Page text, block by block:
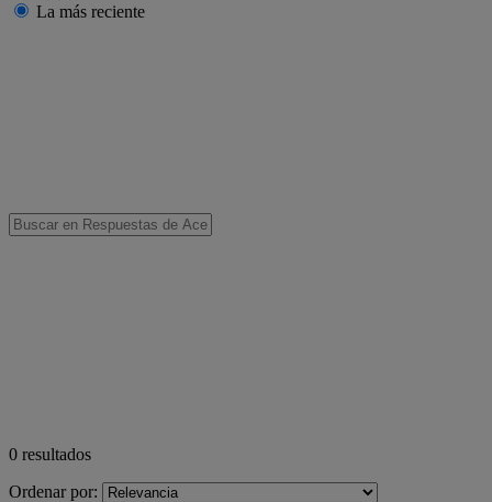
La más reciente
0 resultados
Ordenar por: